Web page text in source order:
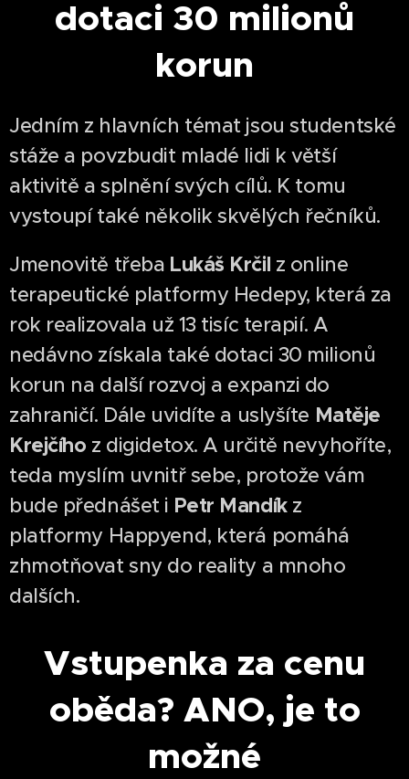
dotaci 30 milionů
korun
Jedním z hlavních témat jsou studentské
stáže a povzbudit mladé lidi k větší
aktivitě a splnění svých cílů. K tomu
vystoupí také několik skvělých řečníků.
Jmenovitě třeba Lukáš Krčil z online
terapeutické platformy Hedepy, která za
rok realizovala už 13 tisíc terapií. A
nedávno získala také dotaci 30 milionů
korun na další rozvoj a expanzi do
zahraničí. Dále uvidíte a uslyšíte Matěje
Krejčího z digidetox. A určitě nevyhoříte,
teda myslím uvnitř sebe, protože vám
bude přednášet i Petr Mandíkz
platformy Happyend, která pomáhá
zhmotňovat sny do reality a mnoho
dalších.
Vstupenka za cenu
oběda? ANO, je to
možné